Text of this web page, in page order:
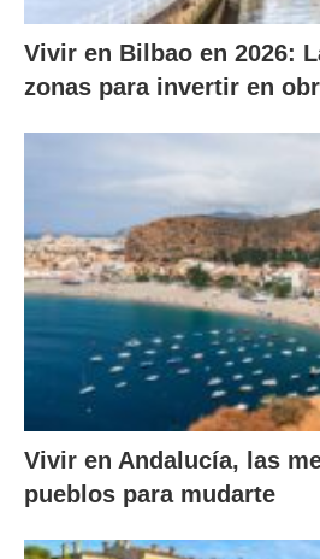
Vivir en Bilbao en 2026:
zonas para invertir en
Vivir en Andalucía, las
pueblos para mudarte